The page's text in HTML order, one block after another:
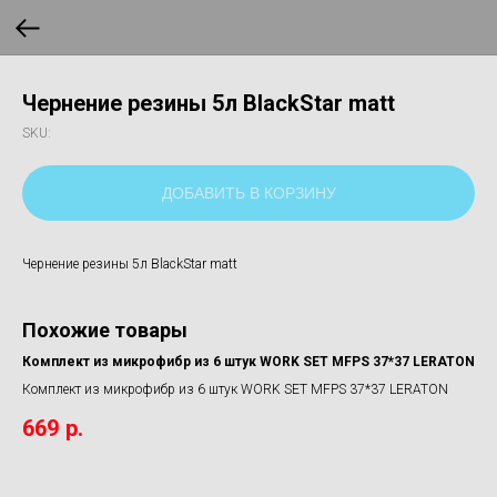
Чернение резины 5л BlackStar matt
SKU:
ДОБАВИТЬ В КОРЗИНУ
Чернение резины 5л BlackStar matt
Похожие товары
Комплект из микрофибр из 6 штук WORK SET MFPS 37*37 LERATON
Комплект из микрофибр из 6 штук WORK SET MFPS 37*37 LERATON
669 р.